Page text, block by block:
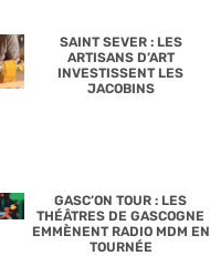
SAINT SEVER : LES
ARTISANS D’ART
INVESTISSENT LES
JACOBINS
GASC’ON TOUR : LES
THÉÂTRES DE GASCOGNE
EMMÈNENT RADIO MDM EN
TOURNÉE